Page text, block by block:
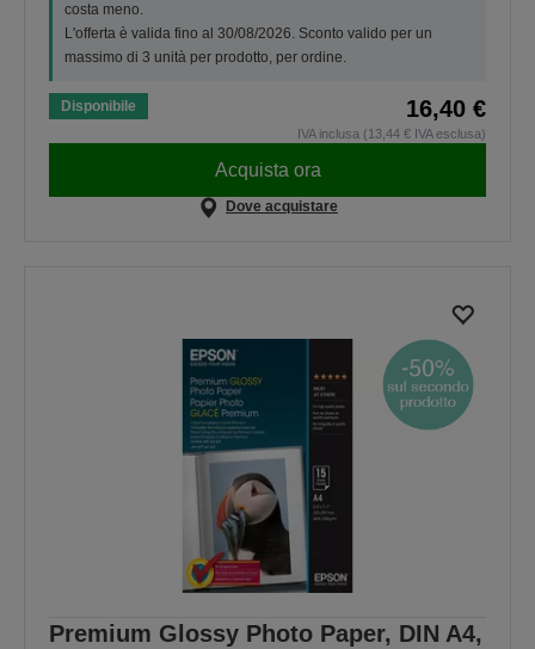
costa meno.
L'offerta è valida fino al 30/08/2026. Sconto valido per un
massimo di 3 unità per prodotto, per ordine.
Disponibile 16,40 €
IVA inclusa (13,44 € IVA esclusa)
Acquista ora
Dove acquistare
Premium Glossy Photo Paper, DIN A4,